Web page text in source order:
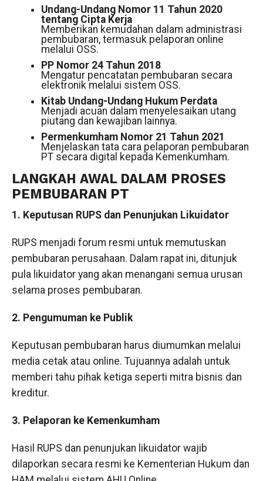
Undang-Undang Nomor 11 Tahun 2020
tentang Cipta Kerja
Memberikan kemudahan dalam administrasi
pembubaran, termasuk pelaporan online
melalui OSS.
PP Nomor 24 Tahun 2018
Mengatur pencatatan pembubaran secara
elektronik melalui sistem OSS.
Kitab Undang-Undang Hukum Perdata
Menjadi acuan dalam menyelesaikan utang
piutang dan kewajiban lainnya.
Permenkumham Nomor 21 Tahun 2021
Menjelaskan tata cara pelaporan pembubaran
PT secara digital kepada Kemenkumham.
LANGKAH AWAL DALAM PROSES
PEMBUBARAN PT
1. Keputusan RUPS dan Penunjukan Likuidator
RUPS menjadi forum resmi untuk memutuskan
pembubaran perusahaan. Dalam rapat ini, ditunjuk
pula likuidator yang akan menangani semua urusan
selama proses pembubaran.
2. Pengumuman ke Publik
Keputusan pembubaran harus diumumkan melalui
media cetak atau online. Tujuannya adalah untuk
memberi tahu pihak ketiga seperti mitra bisnis dan
kreditur.
3. Pelaporan ke Kemenkumham
Hasil RUPS dan penunjukan likuidator wajib
dilaporkan secara resmi ke Kementerian Hukum dan